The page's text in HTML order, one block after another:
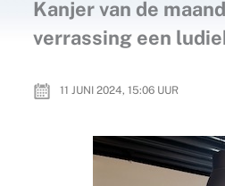
Kanjer van de
verrassing een
11 JUNI 2024, 15:06UUR